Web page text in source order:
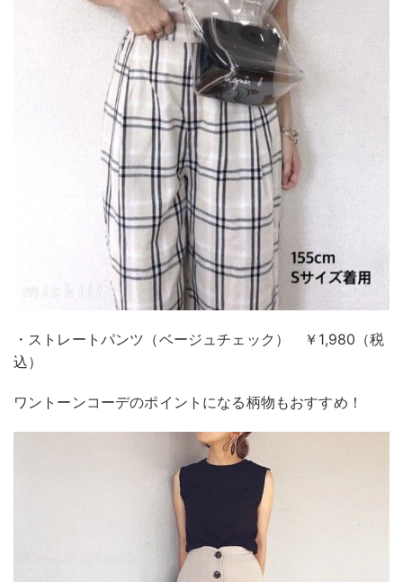
・ストレートパンツ（ベージュチェック） ￥1,980（税
込）
ワントーンコーデのポイントになる柄物もおすすめ！